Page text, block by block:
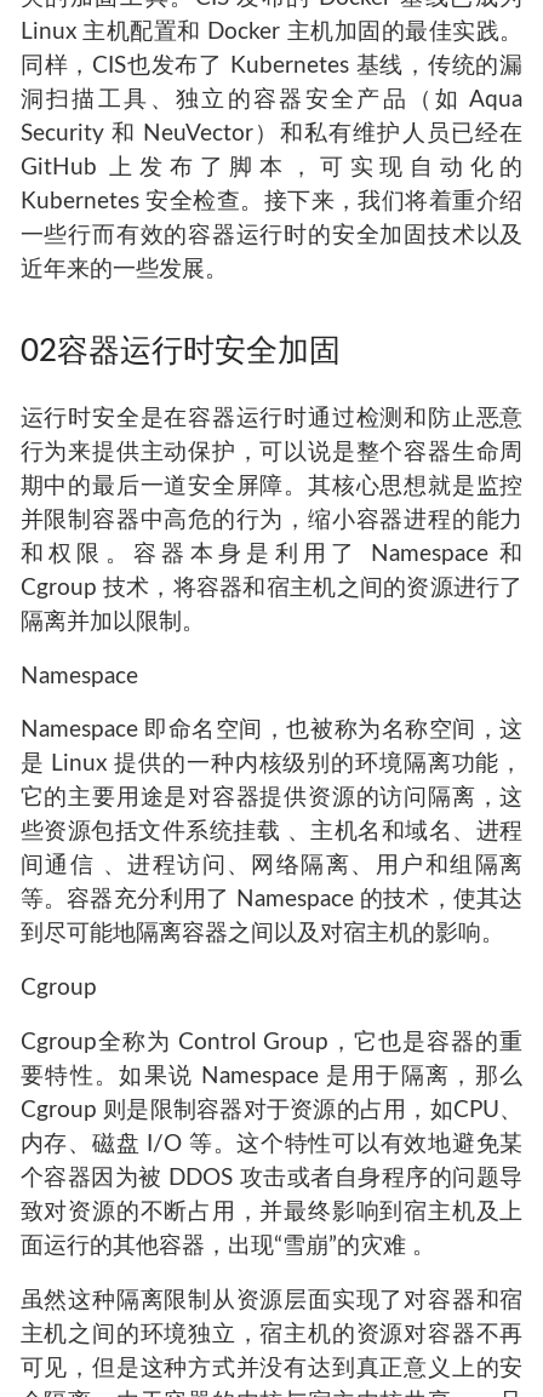
Linux 主机配置和 Docker 主机加固的最佳实践。
同样，CIS也发布了 Kubernetes 基线，传统的漏
洞扫描工具、独立的容器安全产品（如 Aqua
Security 和 NeuVector）和私有维护人员已经在
GitHub 上发布了脚本，可实现自动化的
Kubernetes 安全检查。接下来，我们将着重介绍
一些行而有效的容器运行时的安全加固技术以及
近年来的一些发展。
02容器运行时安全加固
运行时安全是在容器运行时通过检测和防止恶意
行为来提供主动保护，可以说是整个容器生命周
期中的最后一道安全屏障。其核心思想就是监控
并限制容器中高危的行为，缩小容器进程的能力
和权限。容器本身是利用了 Namespace 和
Cgroup 技术，将容器和宿主机之间的资源进行了
隔离并加以限制。
Namespace
Namespace 即命名空间，也被称为名称空间，这
是 Linux 提供的一种内核级别的环境隔离功能，
它的主要用途是对容器提供资源的访问隔离，这
些资源包括文件系统挂载 、主机名和域名、进程
间通信 、进程访问、网络隔离、用户和组隔离
等。容器充分利用了 Namespace 的技术，使其达
到尽可能地隔离容器之间以及对宿主机的影响。
Cgroup
Cgroup全称为 Control Group，它也是容器的重
要特性。如果说 Namespace 是用于隔离，那么
Cgroup 则是限制容器对于资源的占用，如CPU、
内存、磁盘 I/O 等。这个特性可以有效地避免某
个容器因为被 DDOS 攻击或者自身程序的问题导
致对资源的不断占用，并最终影响到宿主机及上
面运行的其他容器，出现“雪崩”的灾难 。
虽然这种隔离限制从资源层面实现了对容器和宿
主机之间的环境独立，宿主机的资源对容器不再
可见，但是这种方式并没有达到真正意义上的安